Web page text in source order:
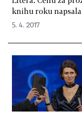
knihu roku napsala
5. 4. 2017